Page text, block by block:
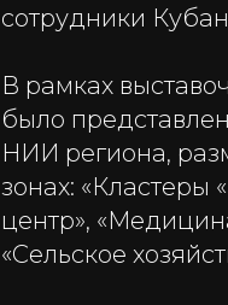
сотрудники
В рамках
было
НИИ региона,
зонах: «Кластеры
центр»,
«Сельское